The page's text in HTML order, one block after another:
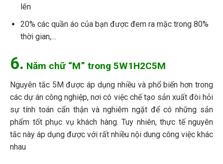
lên
20% các quần áo của bạn được đem ra mặc trong 80%
thời gian,…
6. Năm chữ “M” trong 5W1H2C5M
Nguyên tắc 5M được áp dụng nhiều và phổ biến hơn trong
các dự án công nghiệp, nơi có việc chế tạo sản xuất đòi hỏi
sự tính toán cẩn thận và nghiêm ngặt để có những sản
phẩm tốt phục vụ khách hàng. Tuy nhiên, thực tế nguyên
tắc này áp dụng được với rất nhiều nội dung công việc khác
nhau